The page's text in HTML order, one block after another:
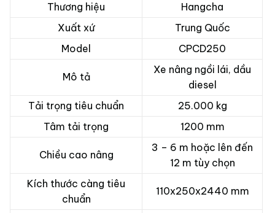
Thương hiệu
Hangcha
Xuất xứ
Trung Quốc
Model
CPCD250
Mô tả
Xe nâng ngồi lái, dầu
diesel
Tải trọng tiêu chuẩn
25.000 kg
Tâm tải trọng
1200 mm
Chiều cao nâng
3 – 6 m hoặc lên đến
12 m tùy chọn
Kích thước càng tiêu
chuẩn
110x250x2440 mm